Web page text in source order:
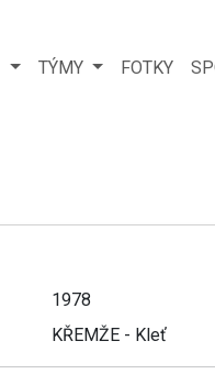
TÝMY FOTKY
1978
KŘEMŽE - Kleť